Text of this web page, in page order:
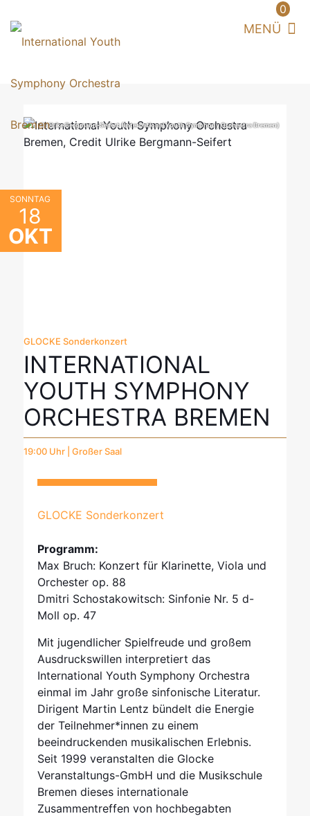
0
SONNTAG
18
OKT
© Ulrike Bergmann-Seifert (International Youth Symphony Orchestra Bremen)
GLOCKE Sonderkonzert
INTERNATIONAL
YOUTH SYMPHONY
ORCHESTRA BREMEN
19:00 Uhr | Großer Saal
GLOCKE Sonderkonzert
Programm:
Max Bruch: Konzert für Klarinette, Viola und
Orchester op. 88
Dmitri Schostakowitsch: Sinfonie Nr. 5 d-
Moll op. 47
Mit jugendlicher Spielfreude und großem
Ausdruckswillen interpretiert das
International Youth Symphony Orchestra
einmal im Jahr große sinfonische Literatur.
Dirigent Martin Lentz bündelt die Energie
der Teilnehmer*innen zu einem
beeindruckenden musikalischen Erlebnis.
Seit 1999 veranstalten die Glocke
Veranstaltungs-GmbH und die Musikschule
Bremen dieses internationale
Zusammentreffen von hochbegabten